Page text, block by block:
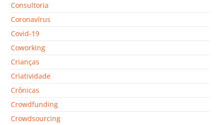
Consultoria
Coronavírus
Covid-19
Coworking
Crianças
Criatividade
Crônicas
Crowdfunding
Crowdsourcing